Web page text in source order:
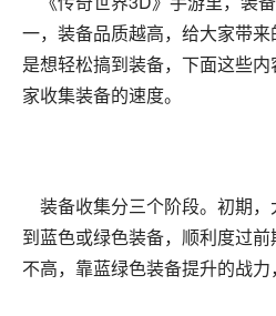
一，装备品质越高，给大家带
是想轻松搞到装备，下面这些
家收集装备的速度。
装备收集分三个阶段。初期
到蓝色或绿色装备，顺利度过
不高，靠蓝绿色装备提升的战力